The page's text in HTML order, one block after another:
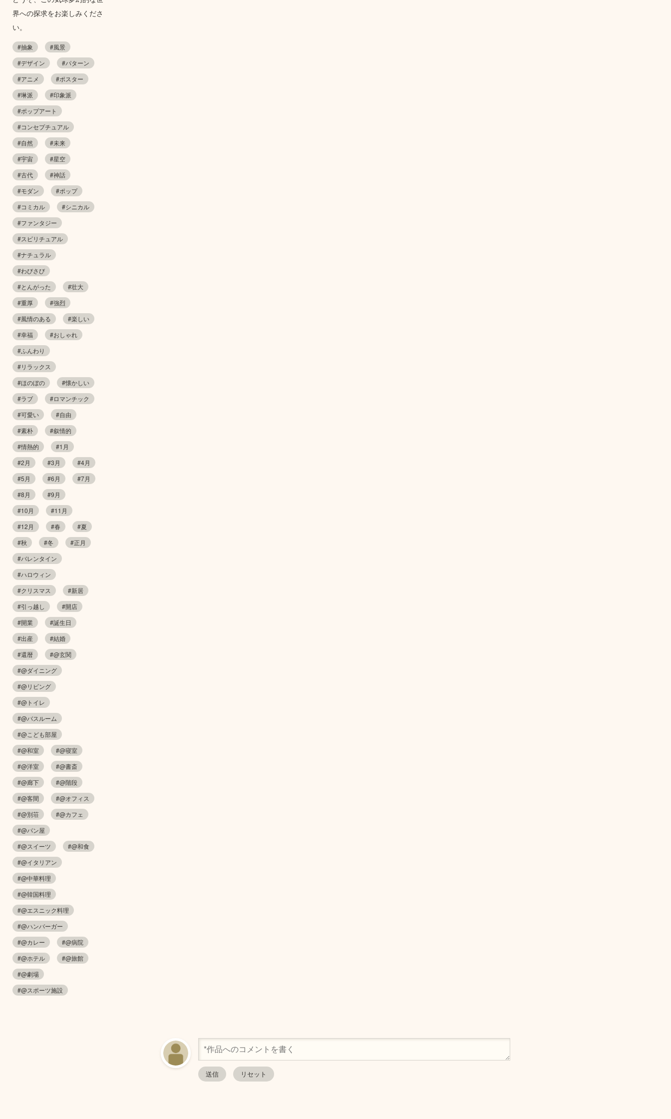
界への探求をお楽しみくださ
い。
#抽象
#風景
#デザイン
#パターン
#アニメ
#ポスター
#琳派
#印象派
#ポップアート
#コンセプチュアル
#自然
#未来
#宇宙
#星空
#古代
#神話
#モダン
#ポップ
#コミカル
#シニカル
#ファンタジー
#スピリチュアル
#ナチュラル
#わびさび
#とんがった
#壮大
#重厚
#強烈
#風情のある
#楽しい
#幸福
#おしゃれ
#ふんわり
#リラックス
#ほのぼの
#懐かしい
#ラブ
#ロマンチック
#可愛い
#自由
#素朴
#叙情的
#情熱的
#1月
#2月
#3月
#4月
#5月
#6月
#7月
#8月
#9月
#10月
#11月
#12月
#春
#夏
#秋
#冬
#正月
#バレンタイン
#ハロウィン
#クリスマス
#新居
#引っ越し
#開店
#開業
#誕生日
#出産
#結婚
#還暦
#@玄関
#@ダイニング
#@リビング
#@トイレ
#@バスルーム
#@こども部屋
#@和室
#@寝室
#@洋室
#@書斎
#@廊下
#@階段
#@客間
#@オフィス
#@別荘
#@カフェ
#@パン屋
#@スイーツ
#@和食
#@イタリアン
#@中華料理
#@韓国料理
#@エスニック料理
#@ハンバーガー
#@カレー
#@病院
#@ホテル
#@旅館
#@劇場
#@スポーツ施設